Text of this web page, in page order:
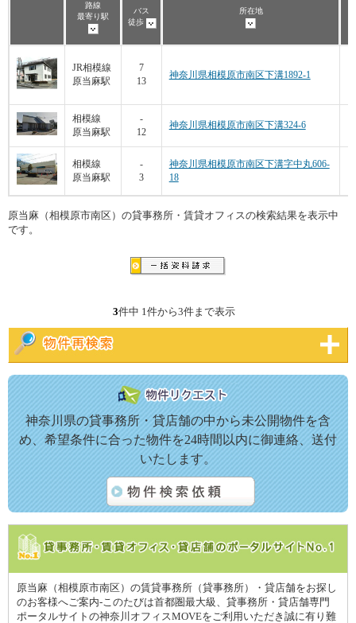
神奈川県の貸事務所・貸店舗の中から未公開物件を含
め、希望条件に合った物件を24時間以内に御連絡、送付
いたします。
原当麻（相模原市南区）の賃貸事務所（貸事務所）・貸店舗をお探し
のお客様へご案内-このたびは首都圏最大級、貸事務所・貸店舗専門
ポータルサイトの神奈川オフィスMOVEをご利用いただき誠に有り難
路線
最寄り駅
バス
徒歩
所在地
JR相模線
原当麻駅
7
13
神奈川県相模原市南区下溝1892-1
相模線
原当麻駅
-
12
神奈川県相模原市南区下溝324-6
相模線
原当麻駅
-
3
神奈川県相模原市南区下溝字中丸606-
18
原当麻（相模原市南区）の貸事務所・賃貸オフィスの検索結果を表示中
です。
3件中 1件から3件まで表示